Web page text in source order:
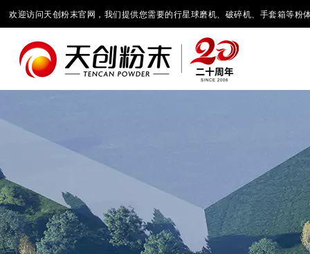
欢迎访问天创粉末官网，我们提供您需要的行星球磨机、破碎机、手套箱等粉